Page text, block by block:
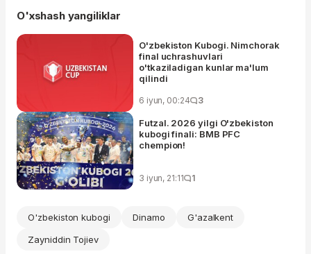
O'xshash yangiliklar
O'zbekiston Kubogi. Nimchorak
final uchrashuvlari
o'tkaziladigan kunlar ma'lum
qilindi
6 iyun, 00:24 3
Futzal. 2026 yilgi O'zbekiston
kubogi finali: BMB PFC
chempion!
3 iyun, 21:11 1
O'zbekiston kubogi Dinamo
G'azalkent
Zayniddin Tojiev